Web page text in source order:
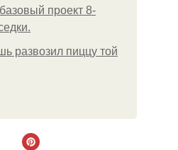
проект 8-
развозил пиццу той